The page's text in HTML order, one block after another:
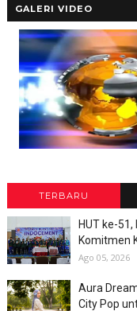
GALERI VIDEO
TERBARU
HUT ke-
Komitmen
Ago 05, 2026
Aura
City Pop